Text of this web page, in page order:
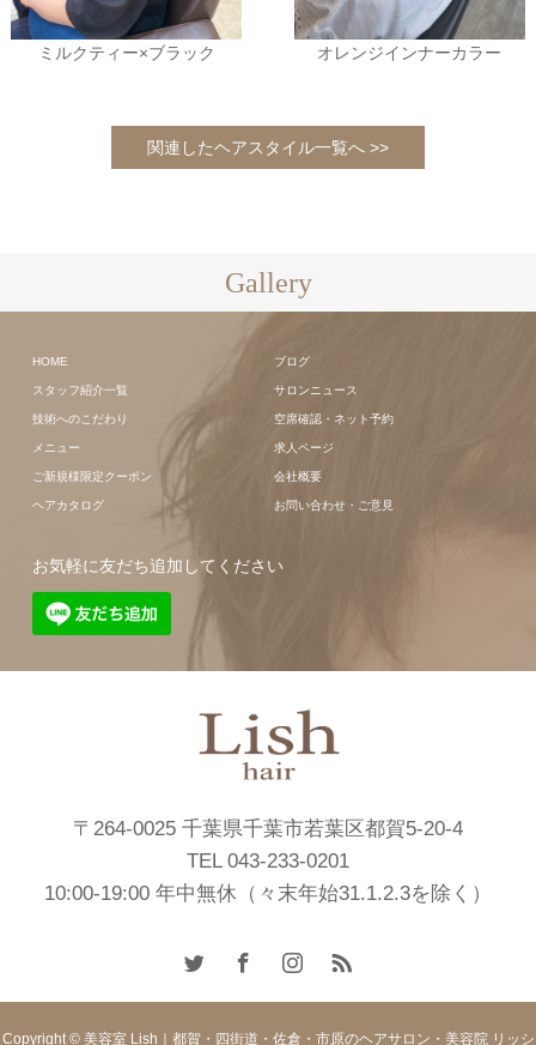
ミルクティー×ブラック オレンジインナーカラー
関連したヘアスタイル一覧へ >>
Gallery
HOME
スタッフ紹介一覧
技術へのこだわり
メニュー
ご新規様限定クーポン
ヘアカタログ
ブログ
サロンニュース
空席確認・ネット予約
求人ページ
会社概要
お問い合わせ・ご意見
お気軽に友だち追加してください
〒264-0025 千葉県千葉市若葉区都賀5-20-4
TEL 043-233-0201
10:00-19:00 年中無休（々末年始31.1.2.3を除く）
Copyright © 美容室 Lish｜都賀・四街道・佐倉・市原のヘアサロン・美容院 リッシ